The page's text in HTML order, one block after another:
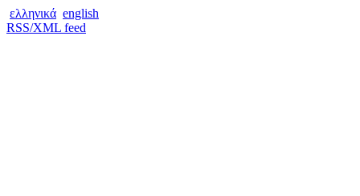
ελληνικά english
RSS/XML feed